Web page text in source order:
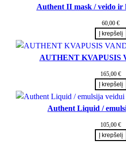
Authent II mask / veido ir
60,00 €
Į krepšelį
AUTHENT KVAPUSIS
165,00 €
Į krepšelį
Authent Liquid /
105,00 €
Į krepšelį